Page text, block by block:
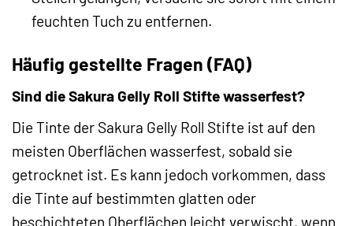
feuchten Tuch zu entfernen.
Häufig gestellte Fragen (FAQ)
Sind die Sakura Gelly Roll Stifte wasserfest?
Die Tinte der Sakura Gelly Roll Stifte ist auf den
meisten Oberflächen wasserfest, sobald sie
getrocknet ist. Es kann jedoch vorkommen, dass
die Tinte auf bestimmten glatten oder
beschichteten Oberflächen leicht verwischt, wenn